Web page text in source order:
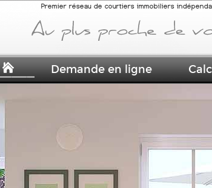
Premier réseau de courtiers immobiliers
Demande en ligne